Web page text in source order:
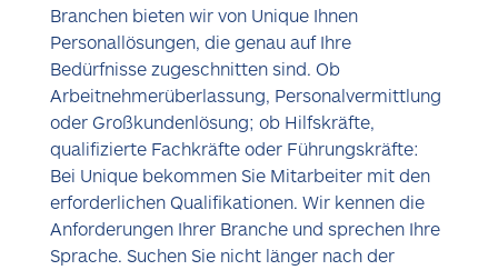
Branchen bieten wir von Unique Ihnen
Personallösungen, die genau auf Ihre
Bedürfnisse zugeschnitten sind. Ob
Arbeitnehmerüberlassung, Personalvermittlung
oder Großkundenlösung; ob Hilfskräfte,
qualifizierte Fachkräfte oder Führungskräfte:
Bei Unique bekommen Sie Mitarbeiter mit den
erforderlichen Qualifikationen. Wir kennen die
Anforderungen Ihrer Branche und sprechen Ihre
Sprache. Suchen Sie nicht länger nach der